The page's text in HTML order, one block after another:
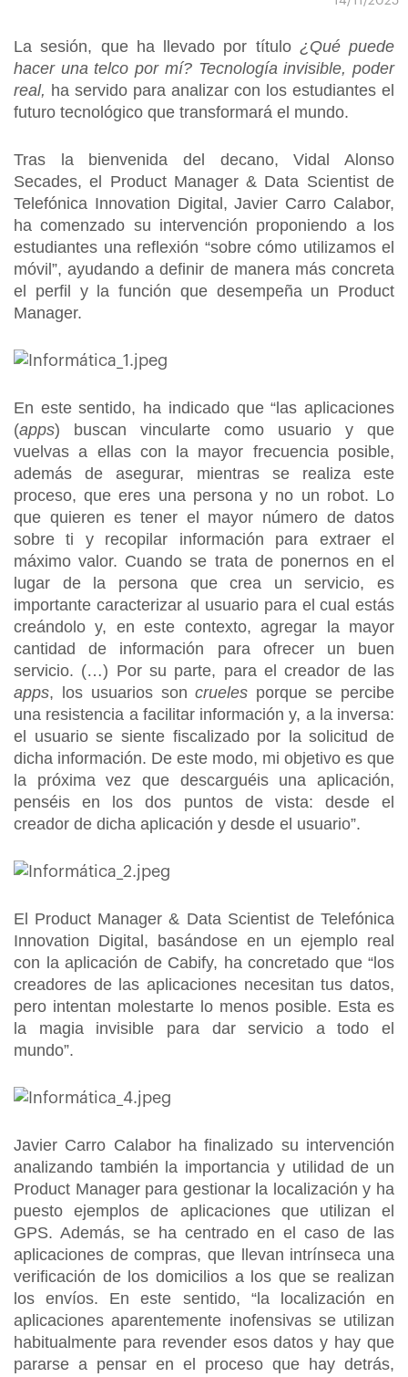
La sesión, que ha llevado por título ¿Qué puede
hacer una telco por mí? Tecnología invisible, poder
real, ha servido para analizar con los estudiantes el
futuro tecnológico que transformará el mundo.
Tras la bienvenida del decano, Vidal Alonso
Secades, el Product Manager & Data Scientist de
Telefónica Innovation Digital, Javier Carro Calabor,
ha comenzado su intervención proponiendo a los
estudiantes una reflexión “sobre cómo utilizamos el
móvil”, ayudando a definir de manera más concreta
el perfil y la función que desempeña un Product
Manager.
En este sentido, ha indicado que “las aplicaciones
(apps) buscan vincularte como usuario y que
vuelvas a ellas con la mayor frecuencia posible,
además de asegurar, mientras se realiza este
proceso, que eres una persona y no un robot. Lo
que quieren es tener el mayor número de datos
sobre ti y recopilar información para extraer el
máximo valor. Cuando se trata de ponernos en el
lugar de la persona que crea un servicio, es
importante caracterizar al usuario para el cual estás
creándolo y, en este contexto, agregar la mayor
cantidad de información para ofrecer un buen
servicio. (…) Por su parte, para el creador de las
apps, los usuarios soncrueles porque se percibe
una resistencia a facilitar información y, a la inversa:
el usuario se siente fiscalizado por la solicitud de
dicha información. De este modo, mi objetivo es que
la próxima vez que descarguéis una aplicación,
penséis en los dos puntos de vista: desde el
creador de dicha aplicación y desde el usuario”.
El Product Manager & Data Scientist de Telefónica
Innovation Digital, basándose en un ejemplo real
con la aplicación de Cabify, ha concretado que “los
creadores de las aplicaciones necesitan tus datos,
pero intentan molestarte lo menos posible. Esta es
la magia invisible para dar servicio a todo el
mundo”.
Javier Carro Calabor ha finalizado su intervención
analizando también la importancia y utilidad de un
Product Manager para gestionar la localización y ha
puesto ejemplos de aplicaciones que utilizan el
GPS. Además, se ha centrado en el caso de las
aplicaciones de compras, que llevan intrínseca una
verificación de los domicilios a los que se realizan
los envíos. En este sentido, “la localización en
aplicaciones aparentemente inofensivas se utilizan
habitualmente para revender esos datos y hay que
pararse a pensar en el proceso que hay detrás,